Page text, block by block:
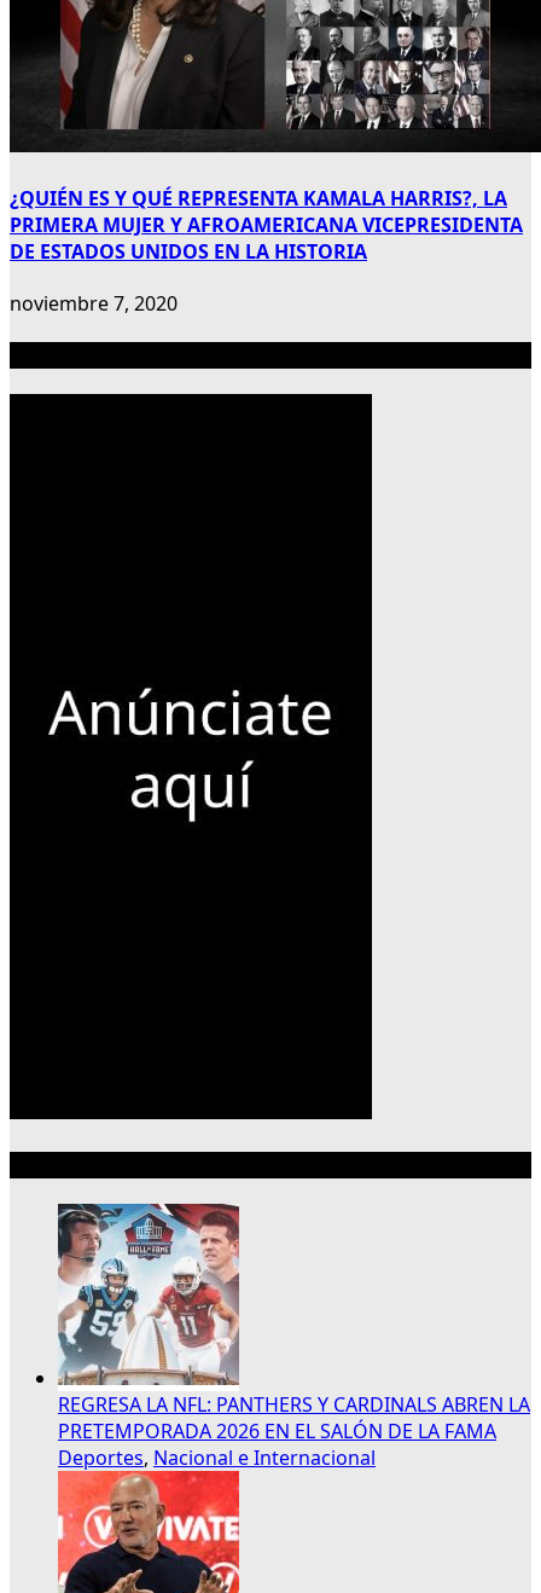
¿QUIÉN ES Y QUÉ REPRESENTA KAMALA HARRIS?, LA
PRIMERA MUJER Y AFROAMERICANA VICEPRESIDENTA
DE ESTADOS UNIDOS EN LA HISTORIA
noviembre 7, 2020
REGRESA LA NFL: PANTHERS Y CARDINALS ABREN LA
PRETEMPORADA 2026 EN EL SALÓN DE LA FAMA
Deportes, Nacional e Internacional